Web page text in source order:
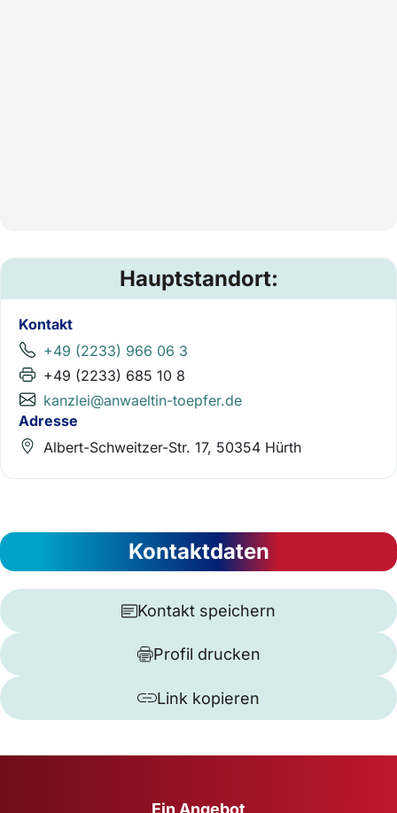
Hauptstandort:
Kontakt
+49 (2233) 966 06 3
+49 (2233) 685 10 8
kanzlei@anwaeltin-toepfer.de
Adresse
Albert-Schweitzer-Str. 17, 50354 Hürth
Kontaktdaten
Kontakt speichern
Profil drucken
Link kopieren
Ein Angebot